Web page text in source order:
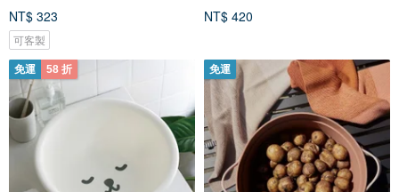
NT$ 323
可客製
NT$ 420
免運 58 折 免運